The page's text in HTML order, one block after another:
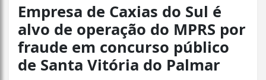
Empresa de Caxias do Sul é
alvo de operação do MPRS por
fraude em concurso público
de Santa Vitória do Palmar